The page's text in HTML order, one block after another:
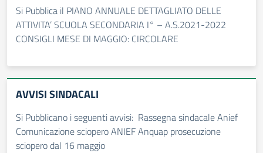
Si Pubblica il PIANO ANNUALE DETTAGLIATO DELLE
ATTIVITA’ SCUOLA SECONDARIA I° – A.S.2021-2022
CONSIGLI MESE DI MAGGIO: CIRCOLARE
AVVISI SINDACALI
Si Pubblicano i seguenti avvisi: Rassegna sindacale Anief
Comunicazione sciopero ANIEF Anquap prosecuzione
sciopero dal 16 maggio